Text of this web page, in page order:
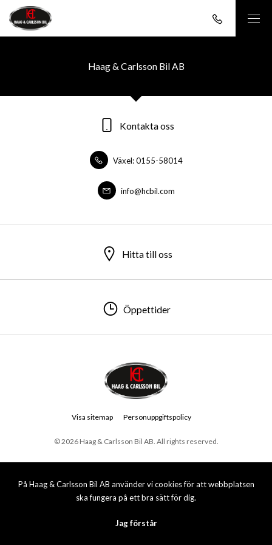
På Haag & Carlsson Bil AB använder vi cookies för att webbplatsen
ska fungera på ett bra sätt för dig.
Jag förstår
Haag & Carlsson Bil AB
Kontakta oss
Växel: 0155-58014
info@hcbil.com
Hitta till oss
Öppettider
© 2026 Haag & Carlsson Bil AB. All rights reserved.
Visa sitemap Personuppgiftspolicy